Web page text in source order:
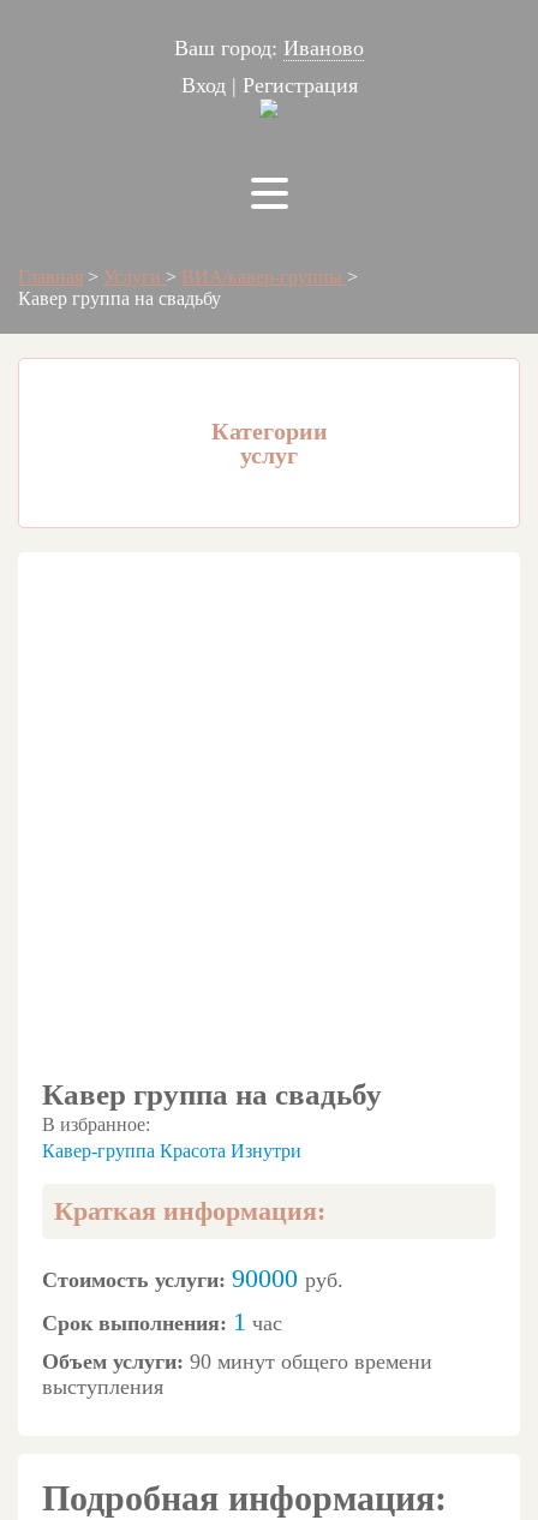
Ваш город: Иваново
Вход| Регистрация
Главная > Услуги > ВИА/кавер-группы >
Кавер группа на свадьбу
Категории
услуг
Кавер группа на свадьбу
В избранное:
Кавер-группа Красота Изнутри
Краткая информация:
Стоимость услуги: 90000 руб.
Срок выполнения: 1 час
Объем услуги: 90 минут общего времени
выступления
Подробная информация: